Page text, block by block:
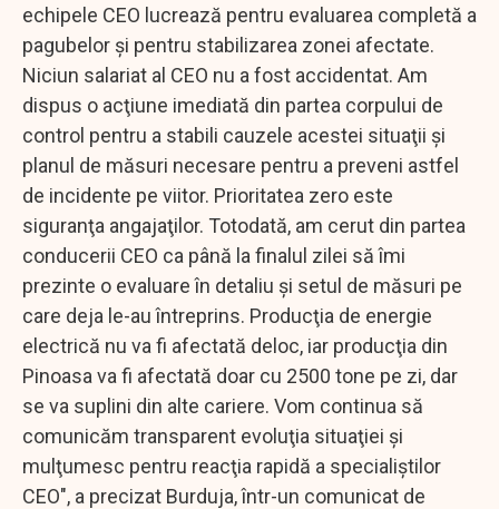
echipele CEO lucrează pentru evaluarea completă a
pagubelor şi pentru stabilizarea zonei afectate.
Niciun salariat al CEO nu a fost accidentat. Am
dispus o acţiune imediată din partea corpului de
control pentru a stabili cauzele acestei situaţii şi
planul de măsuri necesare pentru a preveni astfel
de incidente pe viitor. Prioritatea zero este
siguranţa angajaţilor. Totodată, am cerut din partea
conducerii CEO ca până la finalul zilei să îmi
prezinte o evaluare în detaliu şi setul de măsuri pe
care deja le-au întreprins. Producţia de energie
electrică nu va fi afectată deloc, iar producţia din
Pinoasa va fi afectată doar cu 2500 tone pe zi, dar
se va suplini din alte cariere. Vom continua să
comunicăm transparent evoluţia situaţiei şi
mulţumesc pentru reacţia rapidă a specialiştilor
CEO", a precizat Burduja, într-un comunicat de